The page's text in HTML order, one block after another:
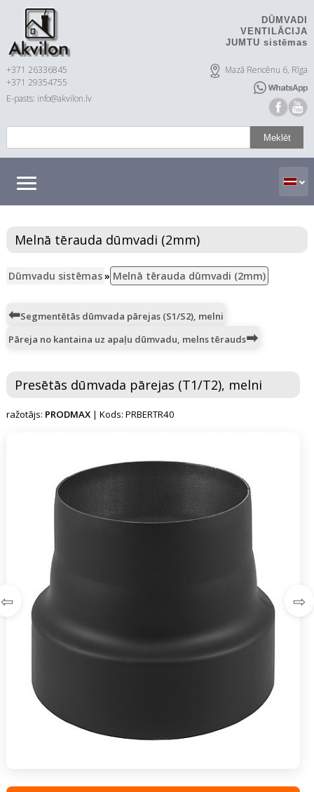
DŪMVADI
VENTILĀCIJA
JUMTU sistēmas
+371 26336845
+371 29354755
E-pasts: info@akvilon.lv
Mazā Rencēnu 6, Rīga
Melnā tērauda dūmvadi (2mm)
Dūmvadu sistēmas» Melnā tērauda dūmvadi (2mm)
Segmentētās dūmvada pārejas (S1/S2), melni
Pāreja no kantaina uz apaļu dūmvadu, melns tērauds
Presētās dūmvada pārejas (T1/T2), melni
ražotājs: PRODMAX | Kods: PRBERTR40
⇦ ⇨